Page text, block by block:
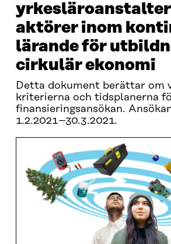
yrkesläroanstalter
aktörer inom
lärande för
cirkulär ekonomi
Detta dokument berättar om
kriterierna och tidsplanerna
finansieringsansökan.
1.2.2021–30.3.2021.